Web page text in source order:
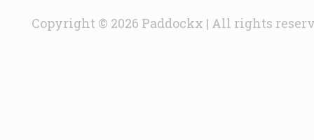
Copyright © 2026 Paddockx | All rights